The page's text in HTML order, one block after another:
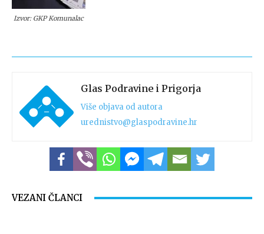
Izvor: GKP Komunalac
Glas Podravine i Prigorja
Više objava od autora
urednistvo@glaspodravine.hr
VEZANI ČLANCI